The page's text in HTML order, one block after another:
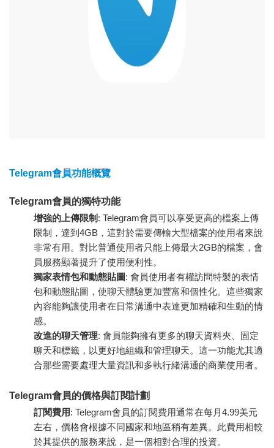
Telegram會員功能概覽
Telegram會員的獨特功能
增強的上傳限制 : Telegram會員可以享受更高的檔案上傳
限制，達到4GB，這對於需要傳輸大型檔案的使用者來說
非常有用。對比普通使用者只能上傳最大2GB的檔案，會
員服務顯著提升了使用便利性。
獨家表情包和動態貼圖: 會員使用者有權訪問特製的表情
包和動態貼圖，使聊天體驗更加豐富和個性化。這些獨家
內容能夠讓使用者在日常溝通中表達更加精確和生動的情
感。
改進的聊天管理: 會員能夠擁有更多的聊天資料夾、固定
聊天和標籤，以更好地組織和管理聊天。這一功能尤其適
合那些需要處理大量資訊和多執行緒溝通的商業使用者。
Telegram會員的價格與訂閱計劃
訂閱費用: Telegram會員的訂閱費用通常在每月4.99美元
左右，價格會根據不同國家和地區稍有差異。此費用相較
於其提供的服務來說，是一個相對合理的投資。